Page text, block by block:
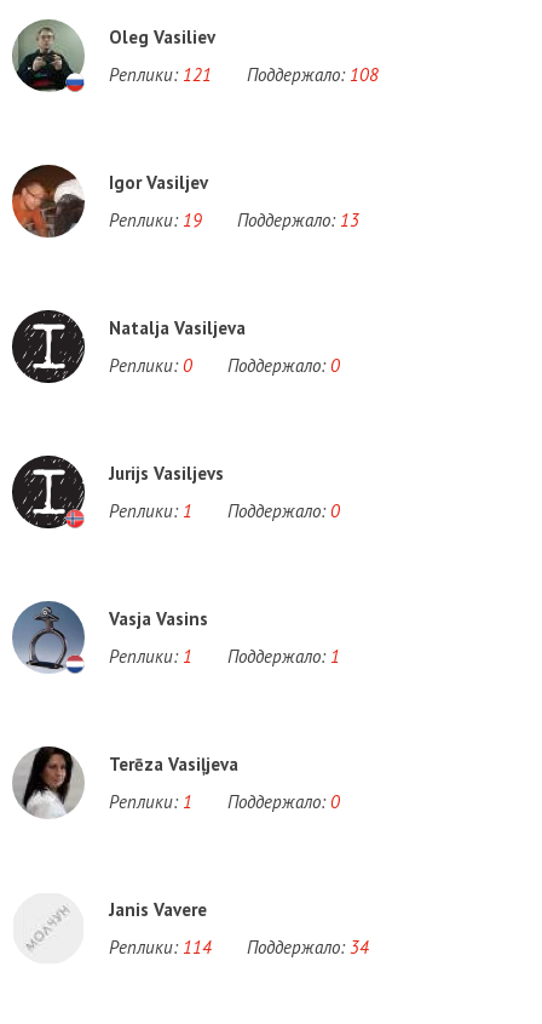
Oleg Vasiliev
Реплики: 121 Поддержало: 108
Igor Vasiljev
Реплики: 19 Поддержало: 13
Natalja Vasiljeva
Реплики: 0 Поддержало: 0
Jurijs Vasiljevs
Реплики: 1 Поддержало: 0
Vasja Vasins
Реплики: 1 Поддержало: 1
Terēza Vasiļjeva
Реплики: 1 Поддержало: 0
Janis Vavere
Реплики: 114 Поддержало: 34